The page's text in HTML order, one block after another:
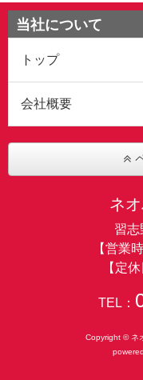
当社について
トップ
会社概要
ネ
習志
【営業
【定
TEL：
Copyright © ネ